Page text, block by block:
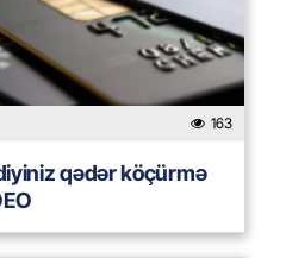
163
qədər köçürmə